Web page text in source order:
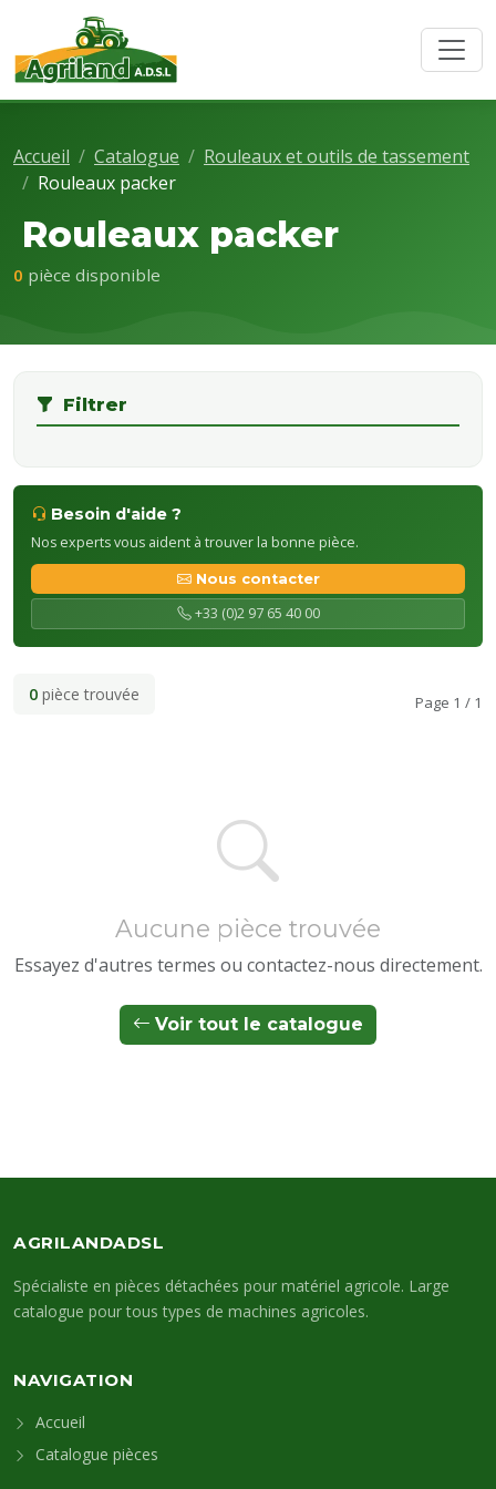
Accueil Catalogue
Rouleaux et outils de tassement
Rouleaux packer
Rouleaux packer
0 pièce disponible
Filtrer
Besoin d'aide ?
Nos experts vous aident à trouver la bonne pièce.
Nous contacter
+33 (0)2 97 65 40 00
0 pièce trouvée Page 1 / 1
Aucune pièce trouvée
Essayez d'autres termes ou contactez-nous directement.
Voir tout le catalogue
AGRILANDADSL
Spécialiste en pièces détachées pour matériel agricole. Large
catalogue pour tous types de machines agricoles.
NAVIGATION
Accueil
Catalogue pièces